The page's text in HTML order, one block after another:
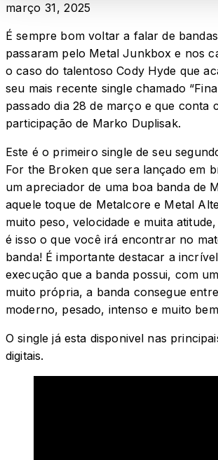
março 31, 2025
É sempre bom voltar a falar de
passaram pelo Metal Junkbox e nos
o caso do talentoso Cody Hyde que
seu mais recente single chamado
passado dia 28 de março e que conta
participação de Marko Duplisak.
Este é o primeiro single de seu
For the Broken que sera lançado em
um apreciador de uma boa banda de
aquele toque de Metalcore e Metal
muito peso, velocidade e muita
é isso o que você irá encontrar no
banda! É importante destacar a
execução que a banda possui, com
muito própria, a banda consegue
moderno, pesado, intenso e muito
O single já esta disponivel nas
digitais.